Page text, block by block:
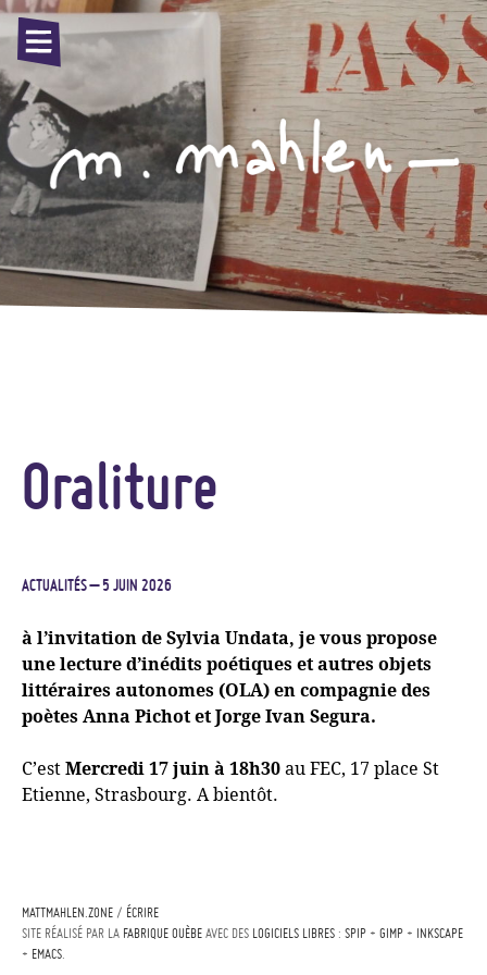
Oraliture
ACTUALITÉS– 5 JUIN 2026
à l’invitation de Sylvia Undata, je vous propose
une lecture d’inédits poétiques et autres objets
littéraires autonomes (OLA) en compagnie des
poètes Anna Pichot et Jorge Ivan Segura.
C’estMercredi 17 juin à 18h30auFEC, 17 place St
Etienne, Strasbourg. A bientôt.
MATTMAHLEN.ZONE / ÉCRIRE
SITE RÉALISÉ PAR LA FABRIQUE OUÈBE AVEC DES LOGICIELS LIBRES : SPIP + GIMP + INKSCAPE
+ EMACS.